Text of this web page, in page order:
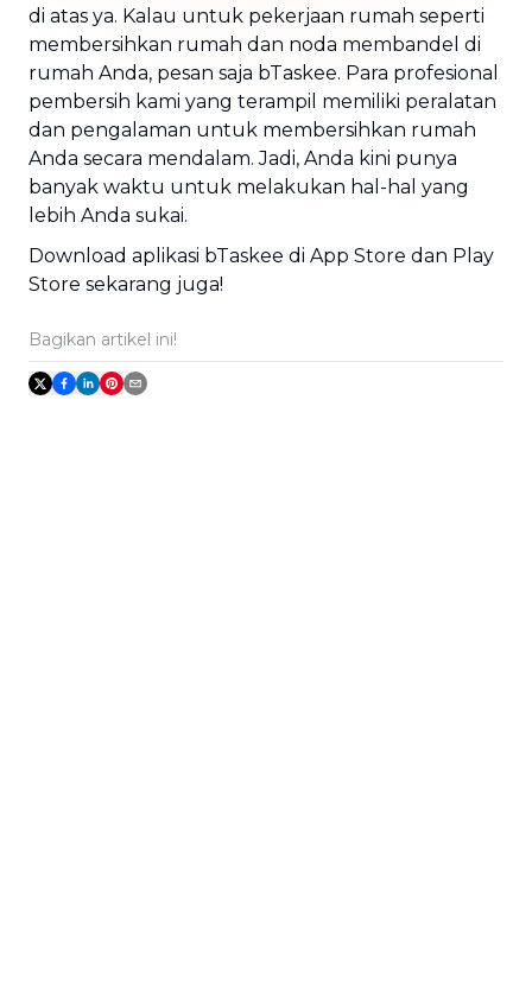
di atas ya. Kalau untuk pekerjaan rumah seperti
membersihkan rumah dan noda membandel di
rumah Anda, pesan saja bTaskee. Para profesional
pembersih kami yang terampil memiliki peralatan
dan pengalaman untuk membersihkan rumah
Anda secara mendalam. Jadi, Anda kini punya
banyak waktu untuk melakukan hal-hal yang
lebih Anda sukai.
Download aplikasi bTaskee di App Store dan Play
Store sekarang juga!
Bagikan artikel ini!